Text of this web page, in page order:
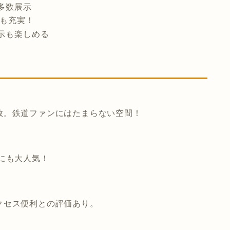
数展示
充実！
も楽しめる
鉄道ファンにはたまらない空間！
も大人気！
ス便利との評価あり。